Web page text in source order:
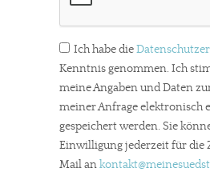
Ich habe die
Kenntnis genommen. Ich
meine Angaben und Daten
meiner Anfrage elektronisch
gespeichert werden. Sie
Einwilligung jederzeit für die
Mail ankontakt